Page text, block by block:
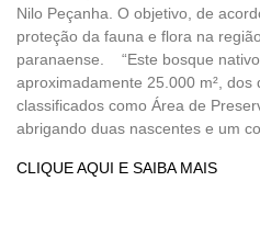
Nilo Peçanha. O objetivo, de
proteção da fauna e flora na
paranaense. “Este bosque
aproximadamente 25.000 m², dos
classificados como Área de
abrigando duas nascentes e um
CLIQUE AQUI E SAIBA MAIS